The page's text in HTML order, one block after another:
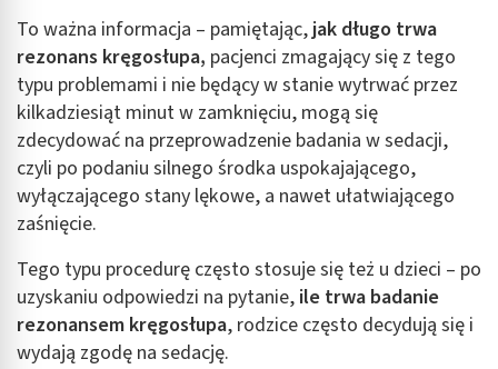
To ważna informacja – pamiętając,jak długo trwa
rezonans kręgosłupa, pacjenci zmagający się z tego
typu problemami i nie będący w stanie wytrwać przez
kilkadziesiąt minut w zamknięciu, mogą się
zdecydować na przeprowadzenie badania w sedacji,
czyli po podaniu silnego środka uspokajającego,
wyłączającego stany lękowe, a nawet ułatwiającego
zaśnięcie.
Tego typu procedurę często stosuje się też u dzieci – po
uzyskaniu odpowiedzi na pytanie, ile trwa badanie
rezonansem kręgosłupa, rodzice często decydują się i
wydają zgodę na sedację.